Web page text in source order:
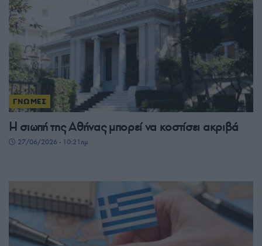
ΓΝΩΜΕΣ
Η σιωπή της Αθήνας μπορεί να κοστίσει ακριβά
27/06/2026 - 10:21πμ